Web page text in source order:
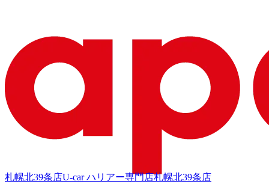
札幌北39条店U-car ハリアー専門店札幌北39条店